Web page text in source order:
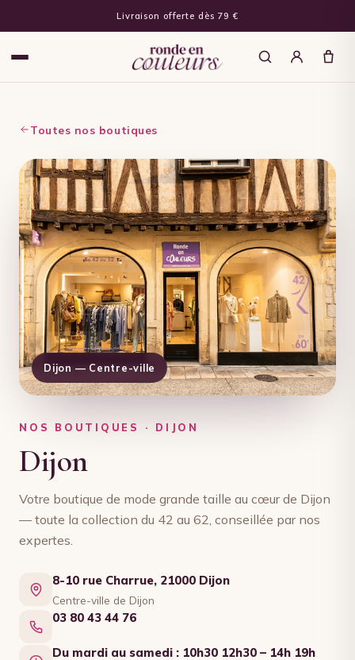
Livraison offerte dès 79 €
Toutes nos boutiques
Dijon — Centre-ville
NOS BOUTIQUES · DIJON
Dijon
Votre boutique de mode grande taille au cœur de Dijon
— toute la collection du 42 au 62, conseillée par nos
expertes.
8-10 rue Charrue, 21000 Dijon
Centre-ville de Dijon
03 80 43 44 76
Du mardi au samedi : 10h30 12h30 – 14h 19h